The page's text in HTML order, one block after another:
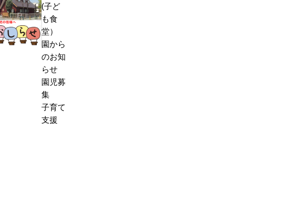
く
通
信
8
月
号
＆
ぽ
ん
ち
中
症
警
戒
ア
ラ
ー
ト
発
表
お
里
帰
り
の
お
知
ら
(子ど
も食
堂）
園から
のお知
らせ
園児募
集
子育て
支援